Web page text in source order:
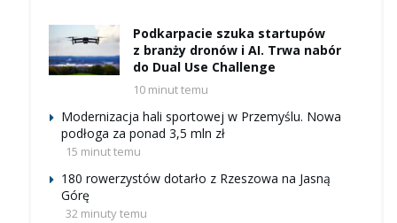
Podkarpacie szuka startupów
z branży dronów i AI. Trwa nabór
do Dual Use Challenge
10 minut temu
Modernizacja hali sportowej w Przemyślu. Nowa
podłoga za ponad 3,5 mln zł
15 minut temu
180 rowerzystów dotarło z Rzeszowa na Jasną
Górę
32 minuty temu